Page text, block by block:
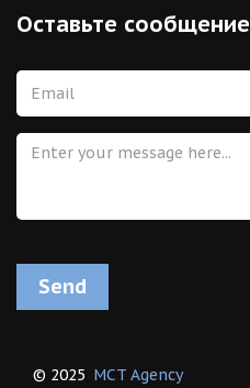
Оставьте сообщение
Send
© 2025 MCT Agency